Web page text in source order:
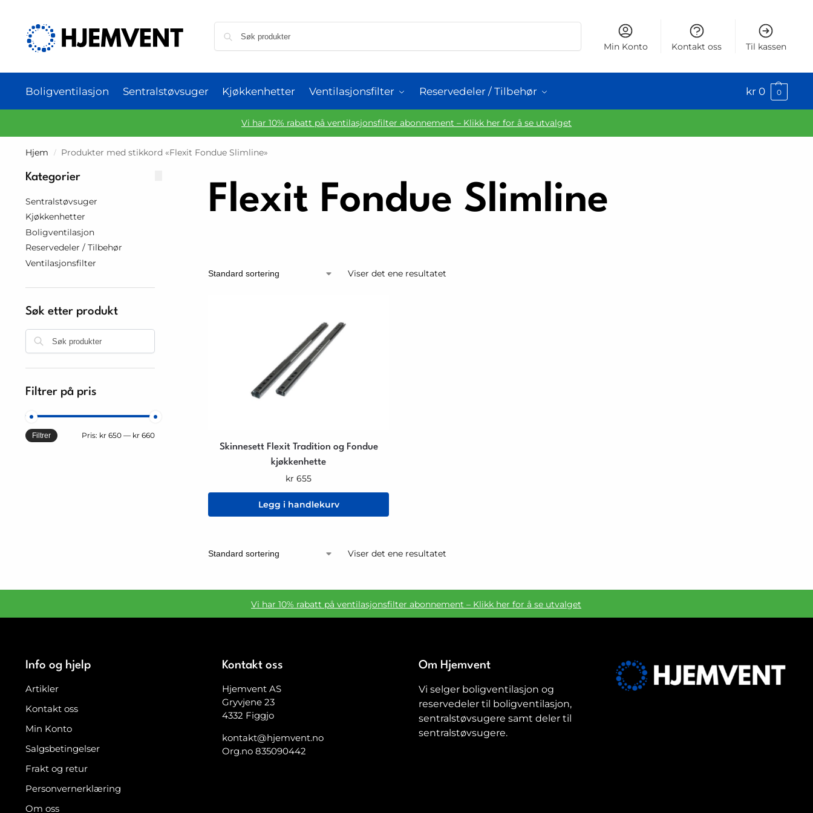
Min Konto Kontakt oss Til kassen
Boligventilasjon Sentralstøvsuger Kjøkkenhetter Ventilasjonsfilter Reservedeler / Tilbehør kr 0 0
Vi har 10% rabatt på ventilasjonsfilter abonnement – Klikk her for å se utvalget
Hjem / Produkter med stikkord «Flexit Fondue Slimline»
Flexit Fondue Slimline
Viser det ene resultatet
Skinnesett Flexit Tradition og Fondue
kjøkkenhette
kr 655
Legg i handlekurv
Viser det ene resultatet
Kategorier
Sentralstøvsuger
Kjøkkenhetter
Boligventilasjon
Reservedeler / Tilbehør
Ventilasjonsfilter
Søk etter produkt
Filtrer på pris
Filtrer Pris: kr 650 — kr 660
Vi har 10% rabatt på ventilasjonsfilter abonnement – Klikk her for å se utvalget
Info og hjelp
Artikler
Kontakt oss
Min Konto
Salgsbetingelser
Frakt og retur
Personvernerklæring
Om oss
Kontakt oss
Hjemvent AS
Gryvjene 23
4332 Figgjo
kontakt@hjemvent.no
Org.no 835090442
Om Hjemvent
Vi selger boligventilasjon og
reservedeler til boligventilasjon,
sentralstøvsugere samt deler til
sentralstøvsugere.